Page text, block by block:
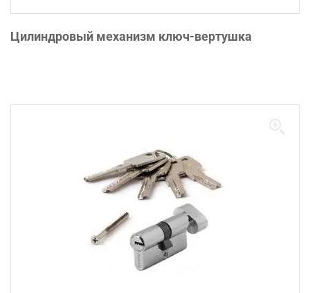
Цилиндровый механизм ключ-вертушка